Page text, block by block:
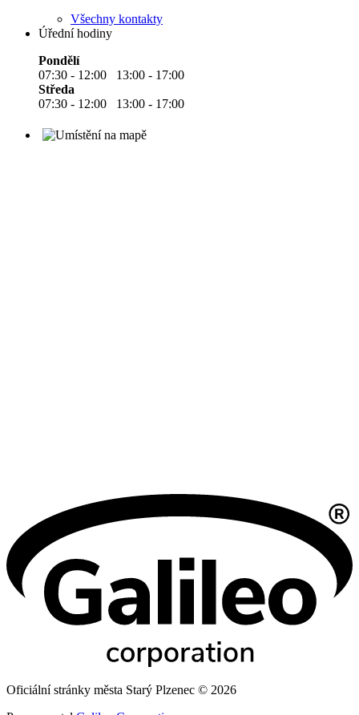
Všechny kontakty
Úřední hodiny
Pondělí
07:30 - 12:00 13:00 - 17:00
Středa
07:30 - 12:00 13:00 - 17:00
Oficiální stránky města Starý Plzenec © 2026